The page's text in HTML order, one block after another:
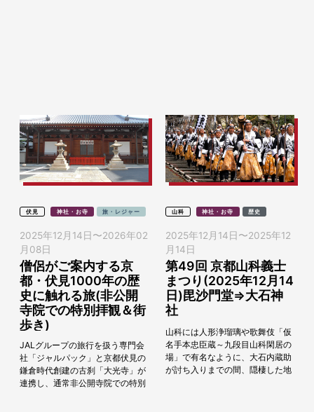
伏見 神社・お寺 旅・レジャー
2025年12月14日 〜2026年02
月08日
僧侶がご案内する京
都・伏見1000年の歴
史に触れる旅(非公開
寺院での特別拝観＆街
歩き)
JALグループの旅行を扱う専門会
社「ジャルパック」と京都伏見の
鎌倉時代創建の古刹「大光寺」が
連携し、通常非公開寺院での特別
山科 神社・お寺 歴史
2025年12月14日 〜2025年12
月14日
第49回 京都山科義士
まつり(2025年12月14
日)毘沙門堂⇒大石神
社
山科には人形浄瑠璃や歌舞伎「仮
名手本忠臣蔵～九段目山科閑居の
場」で有名なように、大石内蔵助
が討ち入りまでの間、隠棲した地